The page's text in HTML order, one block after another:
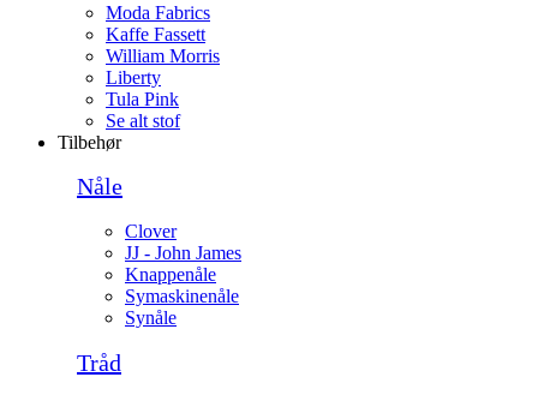
Moda Fabrics
Kaffe Fassett
William Morris
Liberty
Tula Pink
Se alt stof
Tilbehør
Nåle
Clover
JJ - John James
Knappenåle
Symaskinenåle
Synåle
Tråd